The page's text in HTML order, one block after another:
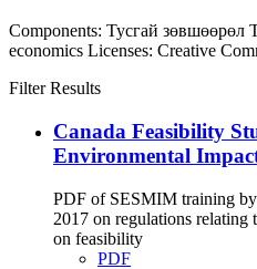
Components: Тусгай зөвшөөрөл
economics Licenses: Creative
Filter Results
Canada Feasibility
Environmental Impact
PDF of SESMIM training
2017 on regulations relating
on feasibility
PDF